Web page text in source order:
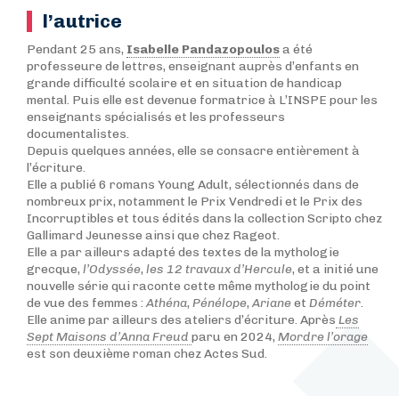
l’autrice
Pendant 25 ans, Isabelle Pandazopoulosa été
professeure de lettres, enseignant auprès d’enfants en
grande difficulté scolaire et en situation de handicap
mental. Puis elle est devenue formatrice à L’INSPE pour les
enseignants spécialisés et les professeurs
documentalistes.
Depuis quelques années, elle se consacre entièrement à
l’écriture.
Elle a publié 6 romans Young Adult, sélectionnés dans de
nombreux prix, notamment le Prix Vendredi et le Prix des
Incorruptibles et tous édités dans la collection Scripto chez
Gallimard Jeunesse ainsi que chez Rageot.
Elle a par ailleurs adapté des textes de la mythologie
grecque, l’Odyssée, les 12 travaux d’Hercule, et a initié une
nouvelle série qui raconte cette même mythologie du point
de vue des femmes :Athéna, Pénélope,Arianeet Déméter.
Elle anime par ailleurs des ateliers d’écriture. Après Les
Sept Maisons d’Anna Freud paru en 2024, Mordre l’orage
est son deuxième roman chez Actes Sud.